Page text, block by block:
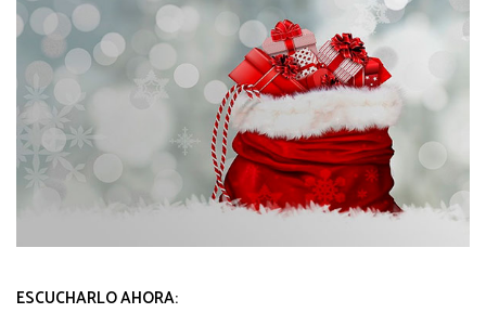
+ CINE X FAVOR
VARIOS
ESCUCHARLO AHORA: